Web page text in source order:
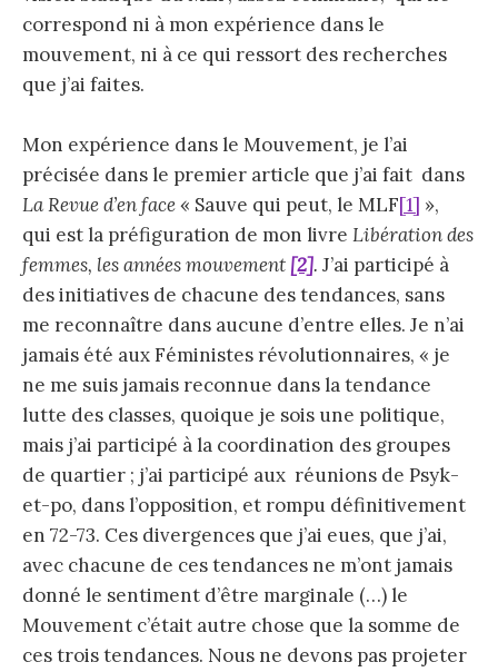
correspond ni à mon expérience dans le
mouvement, ni à ce qui ressort des recherches
que j’ai faites.
Mon expérience dans le Mouvement, je l’ai
précisée dans le premier article que j’ai fait dans
La Revue d’en face« Sauve qui peut, le MLF[1] »,
qui est la préfiguration de mon livre Libération des
femmes, les années mouvement [2]. J’ai participé à
des initiatives de chacune des tendances, sans
me reconnaître dans aucune d’entre elles. Je n’ai
jamais été aux Féministes révolutionnaires, « je
ne me suis jamais reconnue dans la tendance
lutte des classes, quoique je sois une politique,
mais j’ai participé à la coordination des groupes
de quartier ; j’ai participé aux réunions de Psyk-
et-po, dans l’opposition, et rompu définitivement
en 72-73. Ces divergences que j’ai eues, que j’ai,
avec chacune de ces tendances ne m’ont jamais
donné le sentiment d’être marginale (…) le
Mouvement c’était autre chose que la somme de
ces trois tendances. Nous ne devons pas projeter